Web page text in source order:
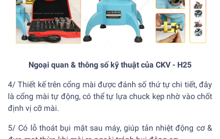
Ngoại quan & thông số kỹ thuật của CKV - H25
4/ Thiết kế trên cổng mài được đánh số thứ tự chi tiết, đây
là cổng mài tự động, có thể tự lựa chuck kẹp nhờ vào chốt
định vị cỡ mài.
5/ Có lỗ thoát bụi mặt sau máy, giúp tản nhiệt động cơ &